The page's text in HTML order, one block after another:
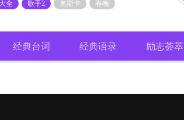
全 歌手2 奥斯卡
春晚
经典台词 经典语录 励志荟萃